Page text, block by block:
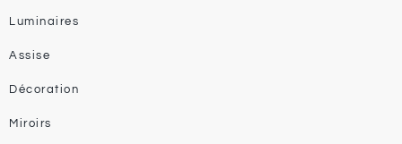
Luminaires
Assise
Décoration
Miroirs